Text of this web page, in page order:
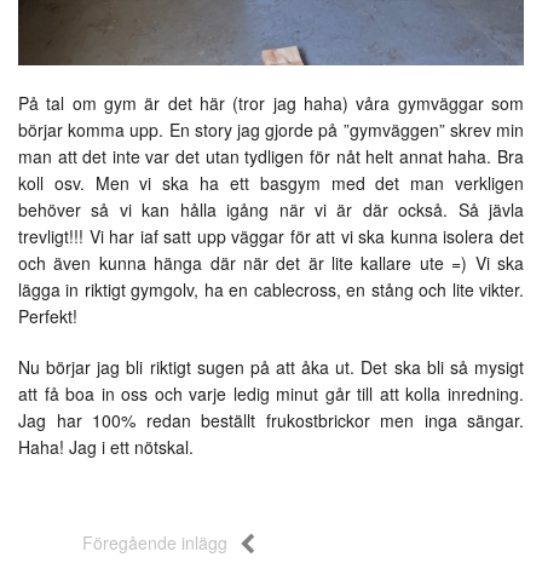
På tal om gym är det här (tror jag haha) våra gymväggar som
börjar komma upp. En story jag gjorde på ”gymväggen” skrev min
man att det inte var det utan tydligen för nåt helt annat haha. Bra
koll osv. Men vi ska ha ett basgym med det man verkligen
behöver så vi kan hålla igång när vi är där också. Så jävla
trevligt!!! Vi har iaf satt upp väggar för att vi ska kunna isolera det
och även kunna hänga där när det är lite kallare ute =) Vi ska
lägga in riktigt gymgolv, ha en cablecross, en stång och lite vikter.
Perfekt!
Nu börjar jag bli riktigt sugen på att åka ut. Det ska bli så mysigt
att få boa in oss och varje ledig minut går till att kolla inredning.
Jag har 100% redan beställt frukostbrickor men inga sängar.
Haha! Jag i ett nötskal.
Föregående inlägg